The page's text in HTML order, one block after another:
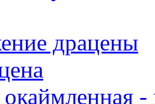
драцены
-